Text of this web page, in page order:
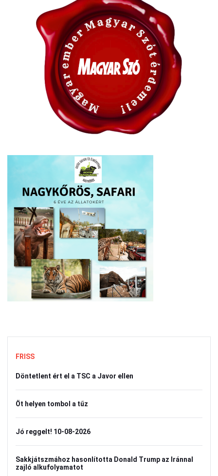
FRISS
Döntetlent ért el a TSC a Javor ellen
Öt helyen tombol a tűz
Jó reggelt! 10-08-2026
Sakkjátszmához hasonlította Donald Trump az Iránnal
zajló alkufolyamatot